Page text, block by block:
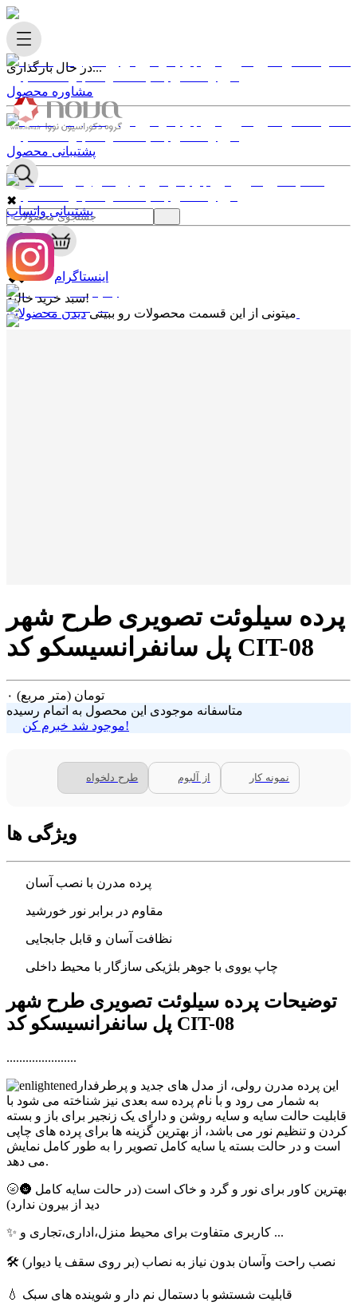
در حال بارگذاری...
✖
0
✖
سبد خرید خالیه!
میتونی از این قسمت محصولات رو ببینی
مشاوره محصول
پشتیبانی محصول
پشتیبانی واتساپ
اینستاگرام
پرده سیلوئت تصویری طرح شهر
پل سانفرانسیسکو کد CIT-08
۰ تومان (متر مربع)
متاسفانه موجودی این محصول به اتمام رسیده
موجود شد خبرم کن!
طرح دلخواه از آلبوم نمونه کار
ویژگی ها
پرده مدرن با نصب آسان
مقاوم در برابر نور خورشید
نظافت آسان و قابل جابجایی
چاپ یووی با جوهر بلژیکی سازگار با محیط داخلی
توضیحات پرده سیلوئت تصویری طرح شهر
پل سانفرانسیسکو کد CIT-08
......................
این پرده مدرن رولی، از مدل های جدید و پرطرفدار
به شمار می رود و با نام پرده سه بعدی نیز شناخته می شود با
قابلیت حالت سایه و سایه روشن و دارای یک زنجیر برای باز و بسته
کردن و تنظیم نور می باشد، از بهترین گزینه ها برای پرده های چاپی
است و در حالت بسته یا سایه کامل تصویر را به طور کامل نمایش
می دهد.
🌝🌚 بهترین کاور برای نور و گرد و خاک است (در حالت سایه کامل
دید از بیرون ندارد)
✨ کاربری متفاوت برای محیط منزل،اداری،تجاری و ...
🛠 نصب راحت وآسان بدون نیاز به نصاب (بر روی سقف یا دیوار)
💧 قابلیت شستشو با دستمال نم دار و شوینده های سبک